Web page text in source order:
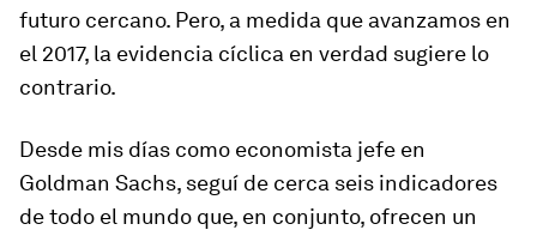
futuro cercano. Pero, a medida que avanzamos en
el 2017, la evidencia cíclica en verdad sugiere lo
contrario.
Desde mis días como economista jefe en
Goldman Sachs, seguí de cerca seis indicadores
de todo el mundo que, en conjunto, ofrecen un